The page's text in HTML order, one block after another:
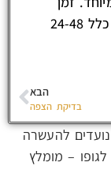
הייבוש משתנה בין סוגי המסטיק – בדרך כלל 24-48
הבא
בדיקת הצפה
להעשרה
– מומלץ